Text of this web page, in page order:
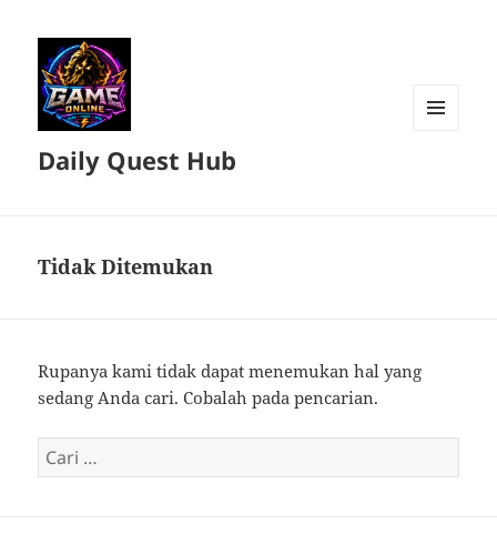
Daily Quest Hub
Tidak Ditemukan
Rupanya kami tidak dapat menemukan hal yang
sedang Anda cari. Cobalah pada pencarian.
Cari
untuk: